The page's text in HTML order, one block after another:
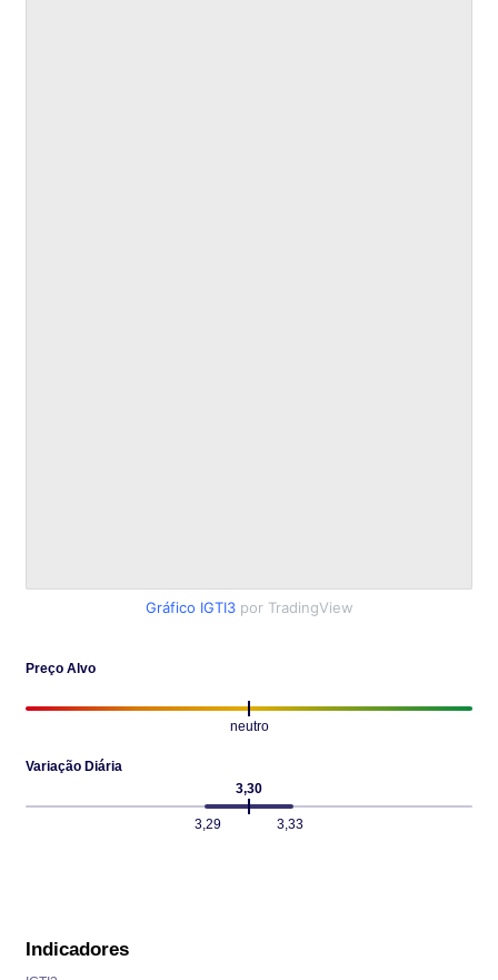
Gráfico IGTI3 por TradingView
Preço Alvo
neutro
Variação Diária
3,30
3,29 3,33
Indicadores